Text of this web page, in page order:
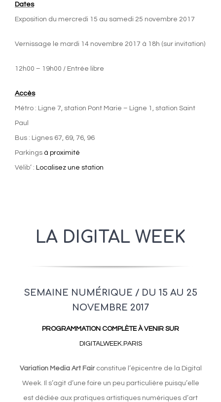
Dates
Exposition du mercredi 15 au samedi 25 novembre 2017
Vernissage le mardi 14 novembre 2017 à 18h (sur invitation)
12h00 – 19h00 / Entrée libre
Accès
Métro : Ligne 7, station Pont Marie – Ligne 1, station Saint
Paul
Bus : Lignes 67, 69, 76, 96
Parkings à proximité
Vélib’ : Localisez une station
LA DIGITAL WEEK
SEMAINE NUMÉRIQUE / DU 15 AU 25
NOVEMBRE 2017
PROGRAMMATION COMPLÈTE À VENIR SUR
DIGITALWEEK.PARIS
Variation Media Art Fairconstitue l’épicentre de la Digital
Week. Il s’agit d’une foire un peu particulière puisqu’elle
est dédiée aux pratiques artistiques numériques d’art